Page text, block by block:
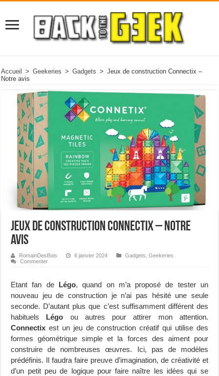
Accueil > Geekeries > Gadgets > Jeux de construction Connectix –
Notre avis
Jeux de construction Connectix – Notre
avis
RomainDesBois 6 janvier 2024 Gadgets ,Geekeries
Commenter
Etant fan de Légo, quand on m’a proposé de tester un
nouveau jeu de construction je n’ai pas hésité une seule
seconde. D’autant plus que c’est suffisamment différent des
habituels Légo ou autres pour attirer mon attention.
Connectixest un jeu de construction créatif qui utilise des
formes géométrique simple et la forces des aiment pour
construire de nombreuses œuvres. Ici, pas de modèles
prédéfinis. Il faudra faire preuve d’imagination, de créativité et
d’un petit peu de logique pour faire naître les idées qui se